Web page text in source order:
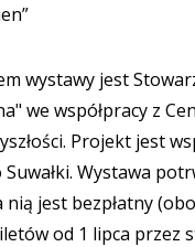
wystawy jest
we współpracy z
Projekt jest
Wystawa
nią jest bezpłatny
od 1 lipca przez